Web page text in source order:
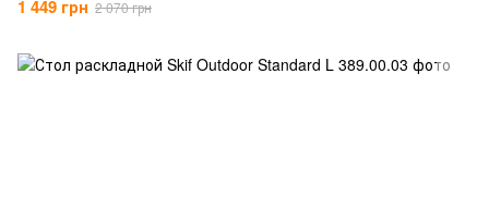
1 449 грн 2 070 грн